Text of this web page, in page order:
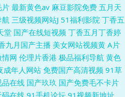
片 最新黄色av 麻豆影院免费 五月天
三级视频网站J 51福利影院 丁香五
堂 国产在线短视频 丁香五月丁香婷
九月国产主播 美女网站视频黄 A片
网 伦理片香港 极品福利导航 黄色
成年人网站 免费国产高清视频 91草
品在线 国产玖玖 国产免费毛不卡片
在线 91手机论坛 91视频新地址